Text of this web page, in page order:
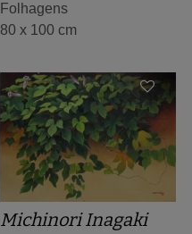
Folhagens
80 x 100 cm
Michinori Inagaki